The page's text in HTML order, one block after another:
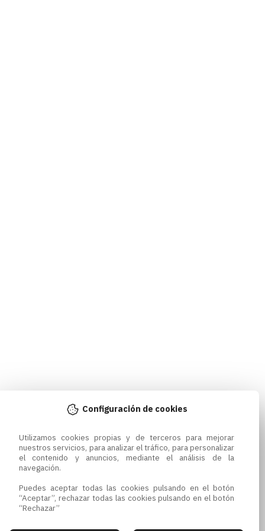
Configuración de cookies
Utilizamos cookies propias y de terceros para mejorar
nuestros servicios, para analizar el tráfico, para personalizar
el contenido y anuncios, mediante el análisis de la
navegación.
Puedes aceptar todas las cookies pulsando en el botón
“Aceptar”, rechazar todas las cookies pulsando en el botón
“Rechazar”